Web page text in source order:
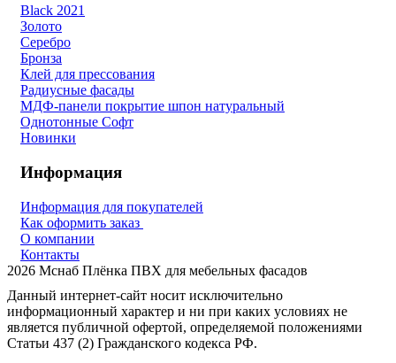
Black 2021
Золото
Серебро
Бронза
Клей для прессования
Радиусные фасады
МДФ-панели покрытие шпон натуральный
Однотонные Софт
Новинки
Информация
Информация для покупателей
Как оформить заказ
О компании
Контакты
2026 Мснаб Плёнка ПВХ для мебельных фасадов
Данный интернет-сайт носит исключительно
информационный характер и ни при каких условиях не
является публичной офертой, определяемой положениями
Статьи 437 (2) Гражданского кодекса РФ.